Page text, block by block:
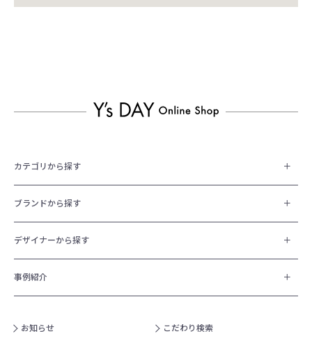
カテゴリから探す
ブランドから探す
デザイナーから探す
事例紹介
お知らせ こだわり検索